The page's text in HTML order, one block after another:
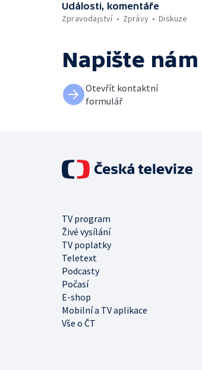
Události, komentáře
Zpravodajství
Zprávy Diskuze
Napište nám
Otevřít kontaktní
formulář
TV program
Živé vysílání
TV poplatky
Teletext
Podcasty
Počasí
E-shop
Mobilní a TV aplikace
Vše o ČT